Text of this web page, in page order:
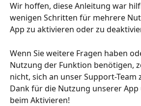
Wir hoffen, diese Anleitung war
wenigen Schritten für mehrere
App zu aktivieren oder zu
Wenn Sie weitere Fragen haben
Nutzung der Funktion benötigen,
nicht, sich an unser Support-Team
Dank für die Nutzung unserer App
beim Aktivieren!